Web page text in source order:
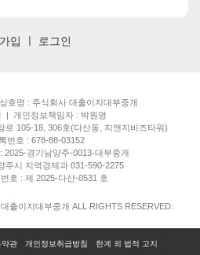
입 로그인
호명 : 주식회사 대출이지대부중개
| 개인정보책임자 : 박원영
로 105-18, 306호(다산동, 지앤지비즈타워)
번호 : 678-88-03152
2025-경기남양주-0013-대부중개
주시 지역경제과 031-590-2275
호 : 제 2025-다산-0531 호
출이지대부중개 ALL RIGHTS RESERVED.
약관 개인정보취급방침 한계 외 법적 고지